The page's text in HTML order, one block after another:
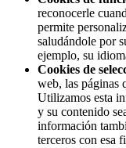
reconocerle
permite
saludándole por
ejemplo, su
Cookies de
web, las páginas
Utilizamos esta
y su contenido
información
terceros con esa